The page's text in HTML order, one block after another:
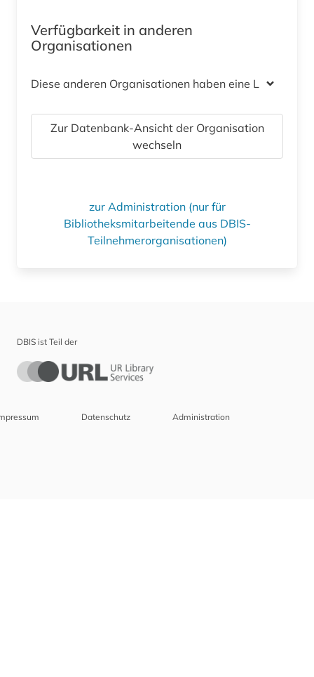
Verfügbarkeit in anderen
Organisationen
Diese anderen Organisationen haben eine Lizenz
Zur Datenbank-Ansicht der Organisation
wechseln
zur Administration (nur für
Bibliotheksmitarbeitende aus DBIS-
Teilnehmerorganisationen)
DBIS ist Teil der
Datenschutz Administration